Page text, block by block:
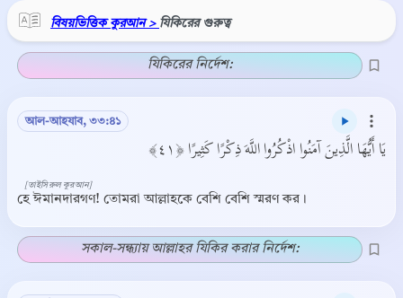
বিষয়ভিত্তিক কুরআন > যিকিরের গুরুত্ব
যিকিরের নির্দেশ:
আল-আহযাব, ৩৩:৪১
يَا أَيُّهَا الَّذِينَ آمَنُوا اذْكُرُوا اللَّهَ ذِكْرًا كَثِيرًا ﴿٤١﴾
হে ঈমানদারগণ! তোমরা আল্লাহকে বেশি বেশি স্মরণ কর।
[তাইসিরুল কুরআন]
সকাল-সন্ধ্যায় আল্লাহর যিকির করার নির্দেশ: